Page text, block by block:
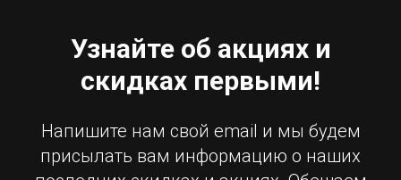
Узнайте об акциях и
скидках первыми!
Напишите нам свой email и мы будем
присылать вам информацию о наших